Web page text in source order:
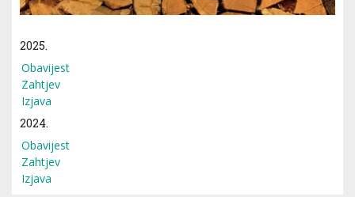
2025.
Obavijest
Zahtjev
Izjava
2024.
Obavijest
Zahtjev
Izjava